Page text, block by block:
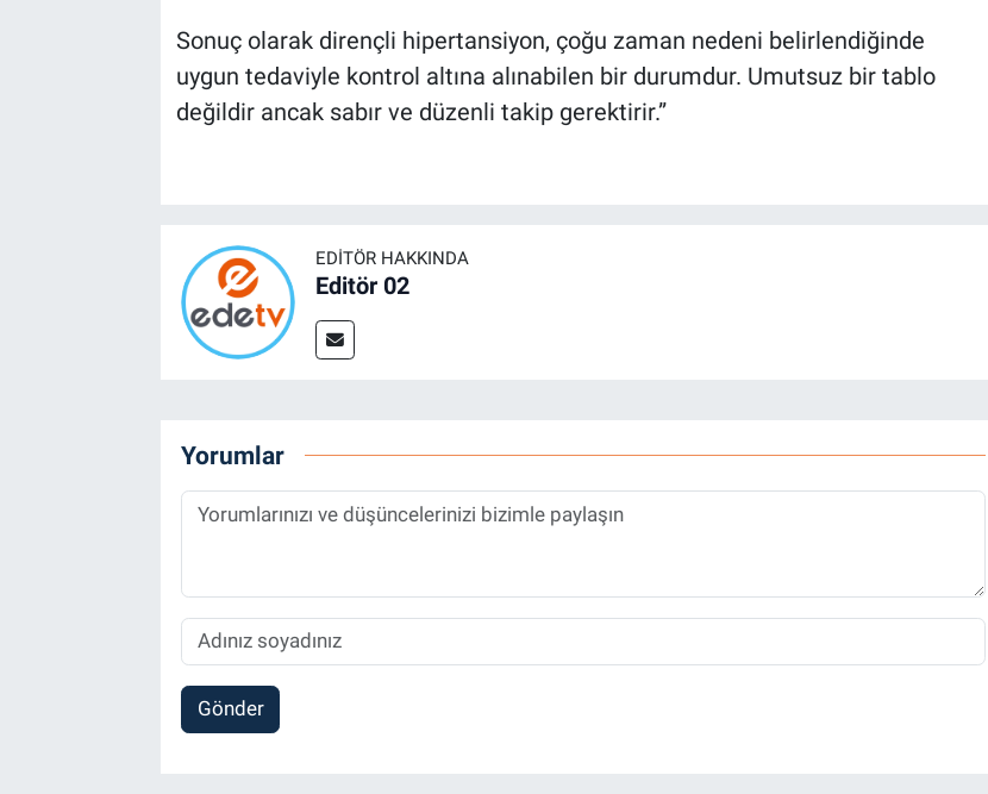
Sonuç olarak dirençli hipertansiyon, çoğu zaman nedeni belirlendiğinde
uygun tedaviyle kontrol altına alınabilen bir durumdur. Umutsuz bir tablo
değildir ancak sabır ve düzenli takip gerektirir.”
EDITÖR HAKKINDA
Editör 02
Yorumlar
Gönder